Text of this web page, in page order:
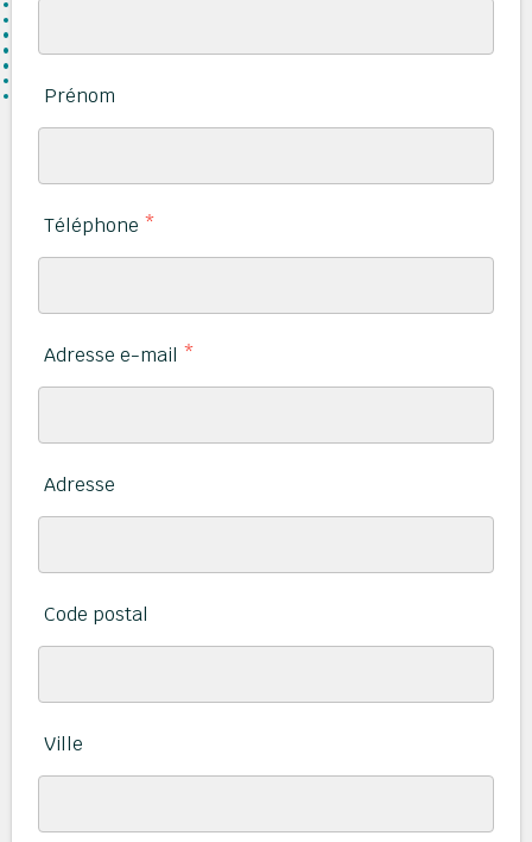
Prénom
Téléphone *
Adresse e-mail *
Adresse
Code postal
Ville